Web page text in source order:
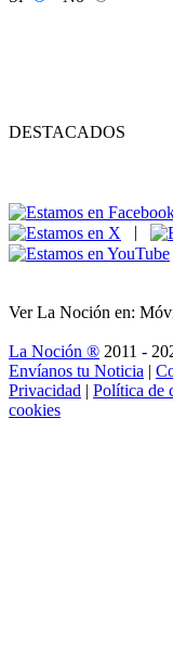
DESTACADOS
|
Ver La Noción en:
La Noción ® 2011 -
Envíanos tu Noticia |
Privacidad | Política de
cookies